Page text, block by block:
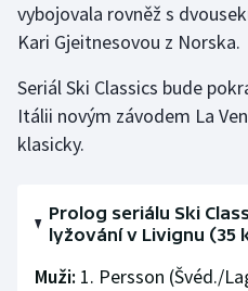
Rychlobruslení
Short track
Stolní tenis
Triatlon
vybojovala rovněž s
Kari Gjeitnesovou z Norska.
Seriál Ski Classics bude
Itálii novým závodem La
klasicky.
Prolog seriálu Ski
lyžování v Livignu (35
Muži: 1. Persson (Švéd./